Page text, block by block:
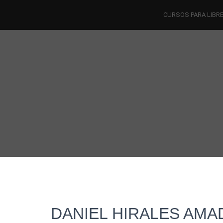
CURSOS PARA
DANIEL HIRALES